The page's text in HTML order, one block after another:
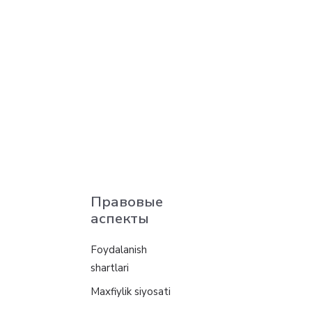
Правовые
аспекты
Foydalanish
shartlari
Maxfiylik siyosati